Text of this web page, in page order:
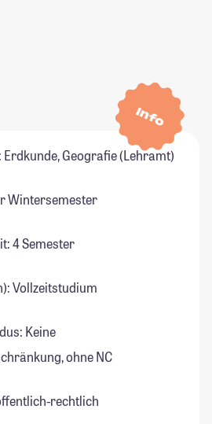
Info
Geografie (Lehramt)
Wintersemester
4 Semester
Vollzeitstudium
Keine
ohne NC
rechtlich